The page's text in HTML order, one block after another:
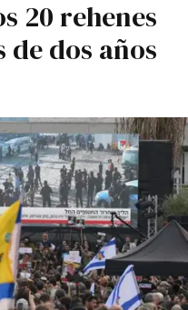
20 rehenes
de dos años